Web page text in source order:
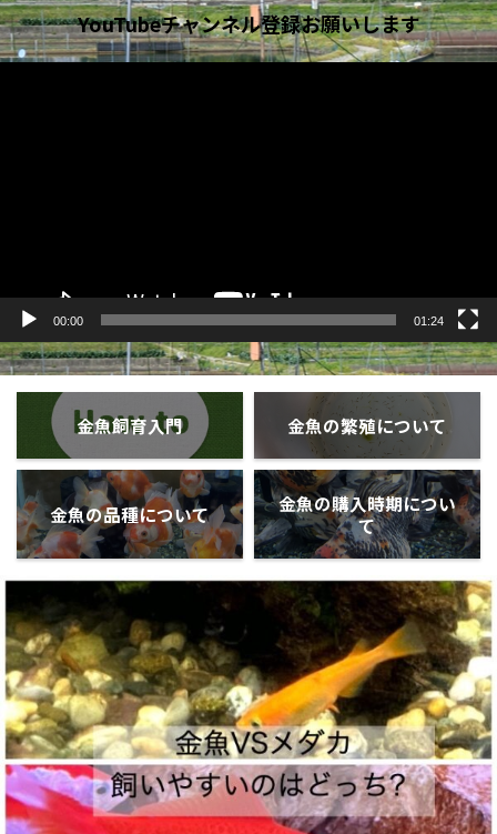
YouTubeチャンネル登録お願いします
00:00 01:24
金魚飼育入門 金魚の繁殖について
金魚の品種について
金魚の購入時期につい
て